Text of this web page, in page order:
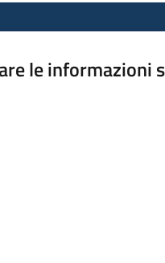
le informazioni